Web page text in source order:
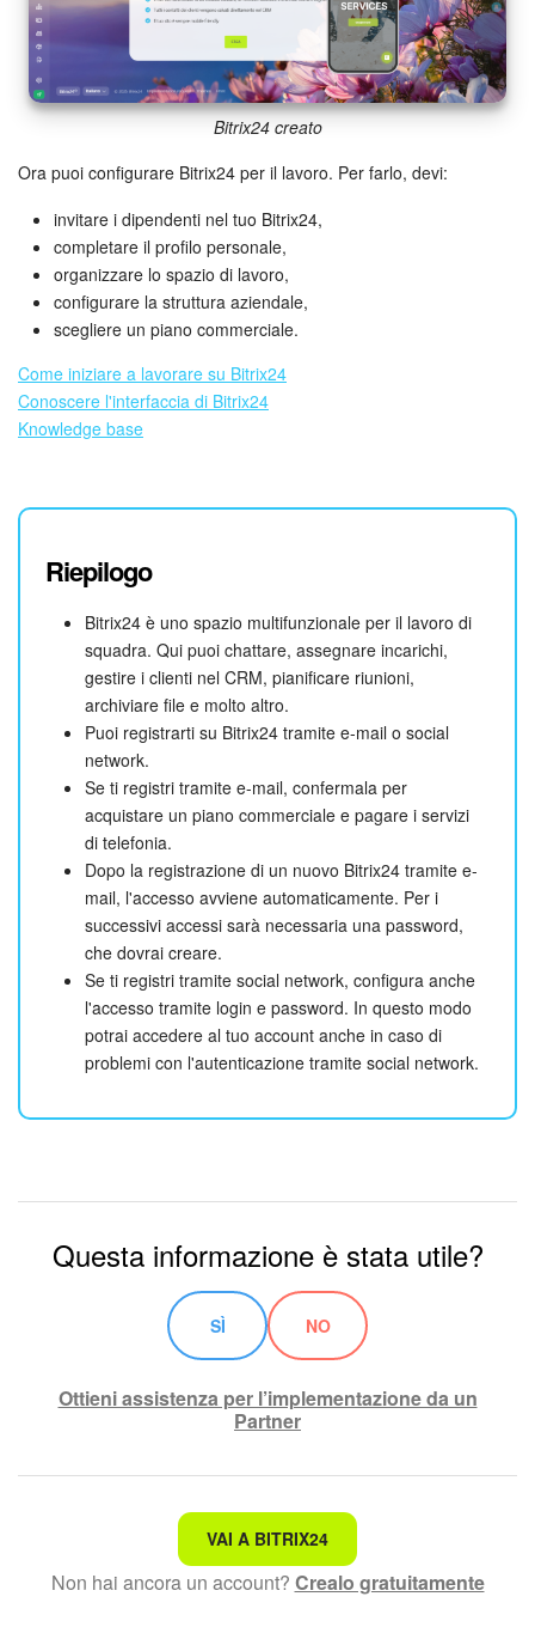
Bitrix24 creato
Ora puoi configurare Bitrix24 per il lavoro. Per farlo, devi:
invitare i dipendenti nel tuo Bitrix24,
completare il profilo personale,
organizzare lo spazio di lavoro,
configurare la struttura aziendale,
scegliere un piano commerciale.
Come iniziare a lavorare su Bitrix24
Conoscere l'interfaccia di Bitrix24
Knowledge base
Riepilogo
Bitrix24 è uno spazio multifunzionale per il lavoro di
squadra. Qui puoi chattare, assegnare incarichi,
gestire i clienti nel CRM, pianificare riunioni,
archiviare file e molto altro.
Puoi registrarti su Bitrix24 tramite e-mail o social
network.
Se ti registri tramite e-mail, confermala per
acquistare un piano commerciale e pagare i servizi
di telefonia.
Dopo la registrazione di un nuovo Bitrix24 tramite e-
mail, l'accesso avviene automaticamente. Per i
successivi accessi sarà necessaria una password,
che dovrai creare.
Se ti registri tramite social network, configura anche
l'accesso tramite login e password. In questo modo
potrai accedere al tuo account anche in caso di
problemi con l'autenticazione tramite social network.
Questa informazione è stata utile?
SÌ NO
Ottieni assistenza per l’implementazione da un
Partner
Non è quello che sto cercando.
Testo complesso e incomprensibile
VAI A BITRIX24
Non hai ancora un account? Crealo gratuitamente